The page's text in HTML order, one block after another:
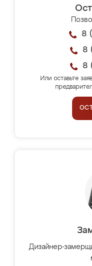
8
8
8
Или оставьте
Дизайнер-